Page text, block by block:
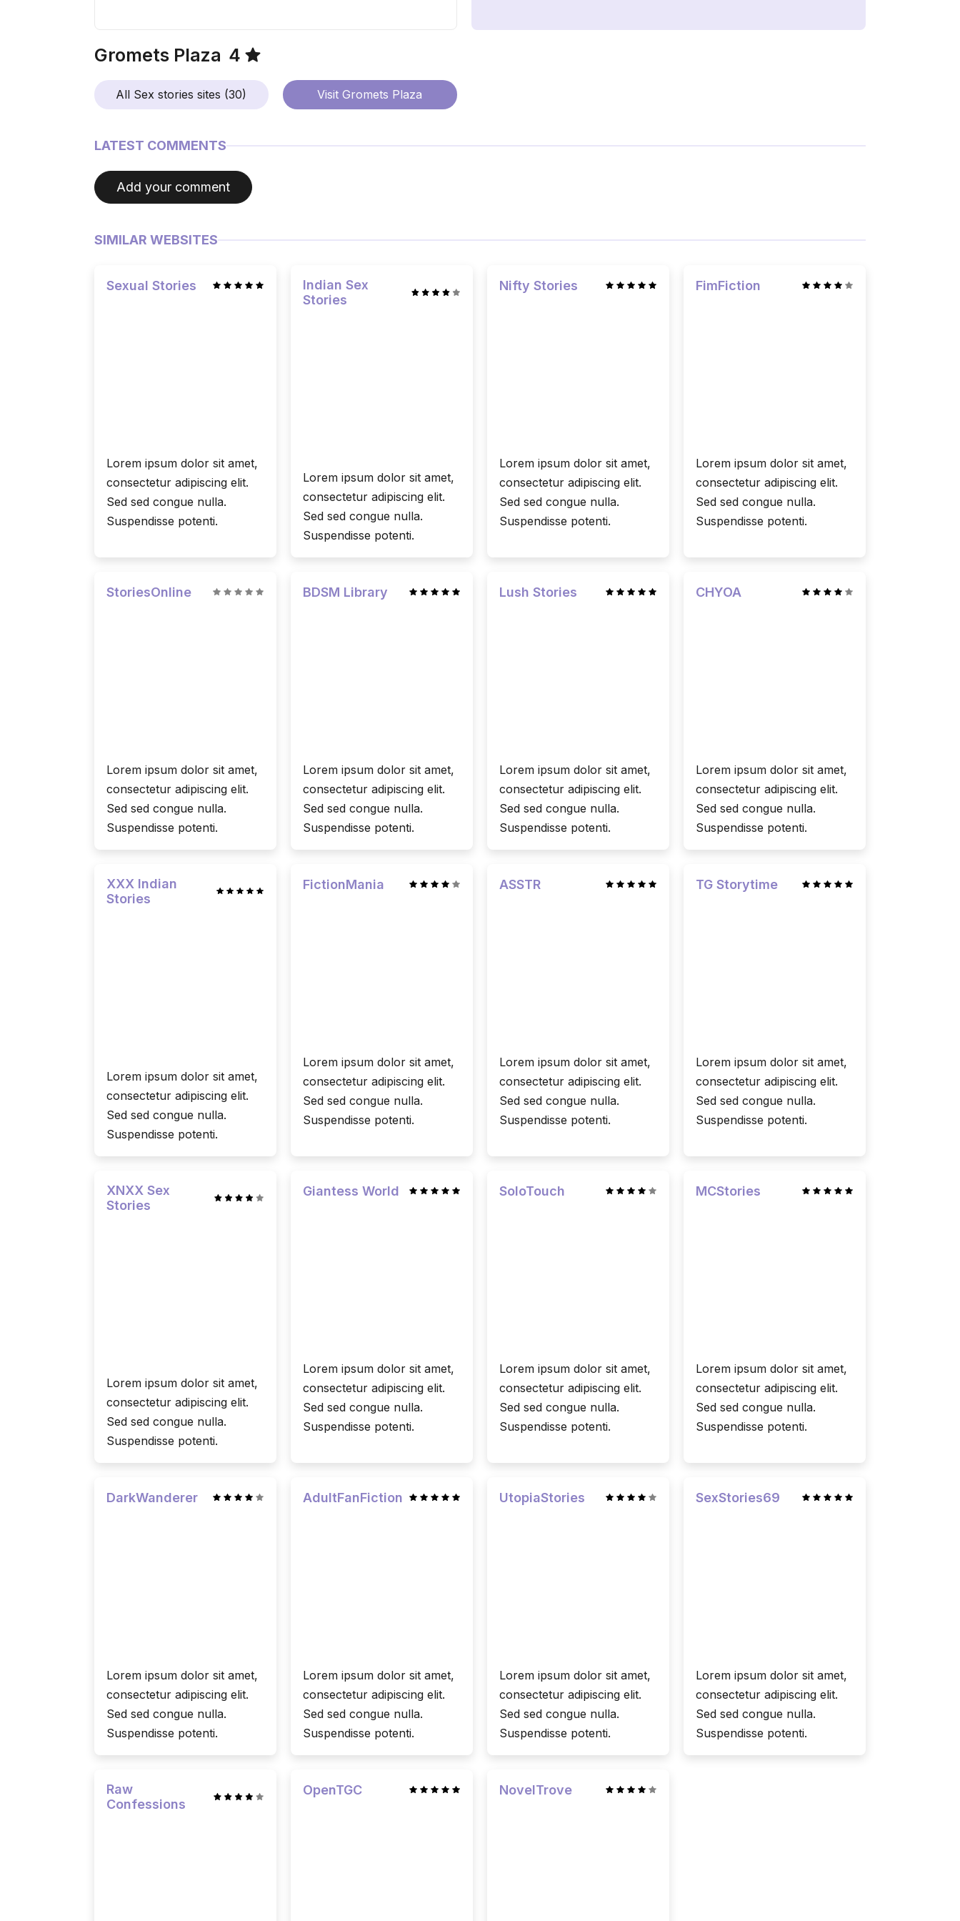
Gromets Plaza 4
All Sex stories sites (30) VisitGromets Plaza
LATEST COMMENTS
Add your comment
SIMILAR WEBSITES
Sexual Stories
Lorem ipsum dolor sit amet,
consectetur adipiscing elit.
Sed sed congue nulla.
Suspendisse potenti.
Indian Sex
Stories
Lorem ipsum dolor sit amet,
consectetur adipiscing elit.
Sed sed congue nulla.
Suspendisse potenti.
Nifty Stories
Lorem ipsum dolor sit amet,
consectetur adipiscing elit.
Sed sed congue nulla.
Suspendisse potenti.
FimFiction
Lorem ipsum dolor sit amet,
consectetur adipiscing elit.
Sed sed congue nulla.
Suspendisse potenti.
StoriesOnline
Lorem ipsum dolor sit amet,
consectetur adipiscing elit.
Sed sed congue nulla.
Suspendisse potenti.
BDSM Library
Lorem ipsum dolor sit amet,
consectetur adipiscing elit.
Sed sed congue nulla.
Suspendisse potenti.
Lush Stories
Lorem ipsum dolor sit amet,
consectetur adipiscing elit.
Sed sed congue nulla.
Suspendisse potenti.
CHYOA
Lorem ipsum dolor sit amet,
consectetur adipiscing elit.
Sed sed congue nulla.
Suspendisse potenti.
XXX Indian
Stories
Lorem ipsum dolor sit amet,
consectetur adipiscing elit.
Sed sed congue nulla.
Suspendisse potenti.
FictionMania
Lorem ipsum dolor sit amet,
consectetur adipiscing elit.
Sed sed congue nulla.
Suspendisse potenti.
ASSTR
Lorem ipsum dolor sit amet,
consectetur adipiscing elit.
Sed sed congue nulla.
Suspendisse potenti.
TG Storytime
Lorem ipsum dolor sit amet,
consectetur adipiscing elit.
Sed sed congue nulla.
Suspendisse potenti.
XNXX Sex
Stories
Lorem ipsum dolor sit amet,
consectetur adipiscing elit.
Sed sed congue nulla.
Suspendisse potenti.
Giantess World
Lorem ipsum dolor sit amet,
consectetur adipiscing elit.
Sed sed congue nulla.
Suspendisse potenti.
SoloTouch
Lorem ipsum dolor sit amet,
consectetur adipiscing elit.
Sed sed congue nulla.
Suspendisse potenti.
MCStories
Lorem ipsum dolor sit amet,
consectetur adipiscing elit.
Sed sed congue nulla.
Suspendisse potenti.
DarkWanderer
Lorem ipsum dolor sit amet,
consectetur adipiscing elit.
Sed sed congue nulla.
Suspendisse potenti.
AdultFanFiction
Lorem ipsum dolor sit amet,
consectetur adipiscing elit.
Sed sed congue nulla.
Suspendisse potenti.
UtopiaStories
Lorem ipsum dolor sit amet,
consectetur adipiscing elit.
Sed sed congue nulla.
Suspendisse potenti.
SexStories69
Lorem ipsum dolor sit amet,
consectetur adipiscing elit.
Sed sed congue nulla.
Suspendisse potenti.
Raw
Confessions
OpenTGC NovelTrove